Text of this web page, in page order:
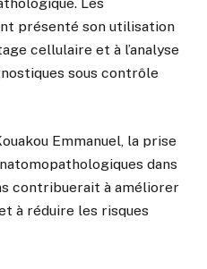
présenté son utilisation
cellulaire et à l’analyse
sous contrôle
Emmanuel, la prise
dans
contribuerait à améliorer
à réduire les risques